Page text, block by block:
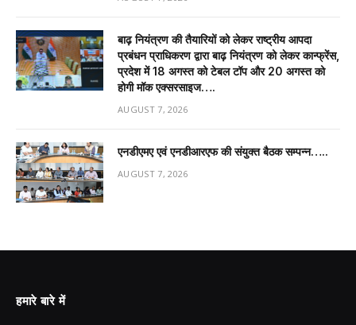
बाढ़ नियंत्रण की तैयारियों को लेकर राष्ट्रीय आपदा
प्रबंधन प्राधिकरण द्वारा बाढ़ नियंत्रण को लेकर कान्फ्रेंस,
प्रदेश में 18 अगस्त को टेबल टॉप और 20 अगस्त को
होगी मॉक एक्सरसाइज….
AUGUST 7, 2026
एनडीएमए एवं एनडीआरएफ की संयुक्त बैठक सम्पन्न…..
AUGUST 7, 2026
हमारे बारे में